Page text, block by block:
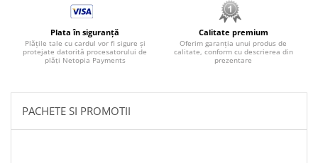
Plata în siguranță
Plățile tale cu cardul vor fi sigure și
protejate datorită procesatorului de
plăți Netopia Payments
Calitate premium
Oferim garanția unui produs de
calitate, conform cu descrierea din
prezentare
PACHETE SI PROMOTII